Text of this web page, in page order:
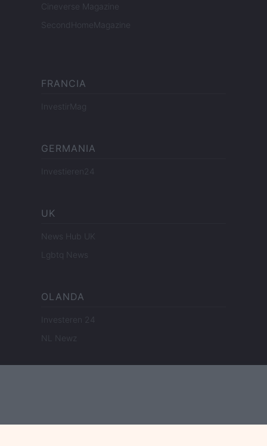
Cineverse Magazine
SecondHomeMagazine
FRANCIA
InvestirMag
GERMANIA
Investieren24
UK
News Hub UK
Lgbtq News
OLANDA
Investeren 24
NL Newz